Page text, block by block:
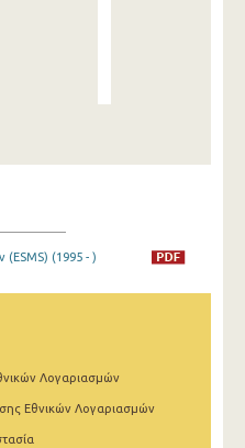
(1995 - )
Λογαριασμών
Εθνικών Λογαριασμών